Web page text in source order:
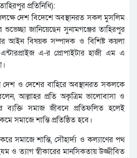
প্রতিনিধি):
দেশ বিদেশে অবস্থানরত সকল মুসলিম
জানিয়েছেন সুনামগঞ্জের তাহিরপুর
আইন বিষয়ক সম্পাদক ও বিশিষ্ট কয়লা
এ-র প্রোপাইটার হাজী এম এ
দেশ ও দেশের বাহিরে অবস্থানরত সকলকে
আল্লাহর প্রতি অকৃত্রিম ভালোবাসা ও
ব্যক্তি সমাজ জীবনে প্রতিফলিত হলেই
সমাজে শান্তি প্রতিষ্ঠিত হবে।
সমাজে শান্তি, সৌহার্দ্য ও কল্যাণের পথ
ও ত্যাগ স্বীকারের মানসিকতায় উজ্জীবিত